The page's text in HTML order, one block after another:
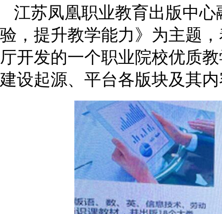
江苏凤凰职业教育出版中
验，提升教学能力》为主题
厅开发的一个职业院校优质
建设起源、平台各版块及其